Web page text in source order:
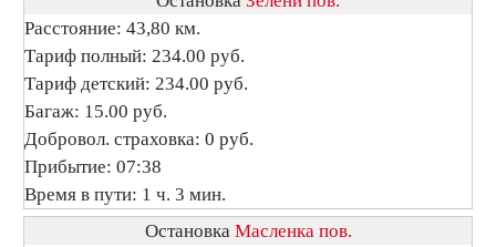
Расстояние: 43,80 км.
Тариф полный: 234.00 руб.
Тариф детский: 234.00 руб.
Багаж: 15.00 руб.
Добровол. страховка: 0 руб.
Прибытие: 07:38
Время в пути: 1 ч. 3 мин.
Остановка Масленка пов.